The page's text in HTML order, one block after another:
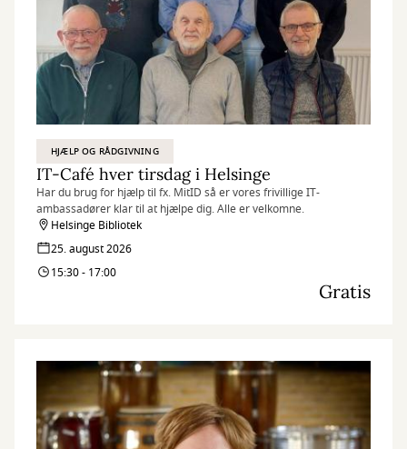
HJÆLP OG RÅDGIVNING
IT-Café hver tirsdag i Helsinge
Har du brug for hjælp til fx. MitID så er vores frivillige IT-
ambassadører klar til at hjælpe dig. Alle er velkomne.
Helsinge Bibliotek
25. august 2026
15:30 - 17:00
Gratis